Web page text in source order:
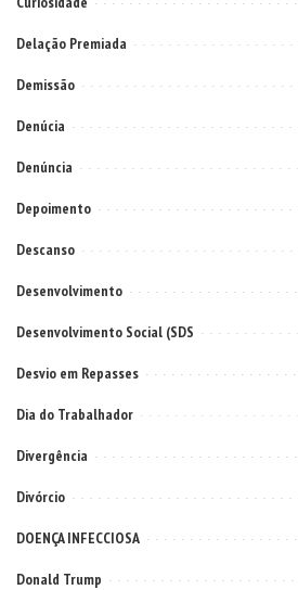
Delação Premiada
Demissão
Denúcia
Denúncia
Depoimento
Descanso
Desenvolvimento
Desenvolvimento Social (SDS
Desvio em Repasses
Dia do Trabalhador
Divergência
Divórcio
DOENÇA INFECCIOSA
Donald Trump